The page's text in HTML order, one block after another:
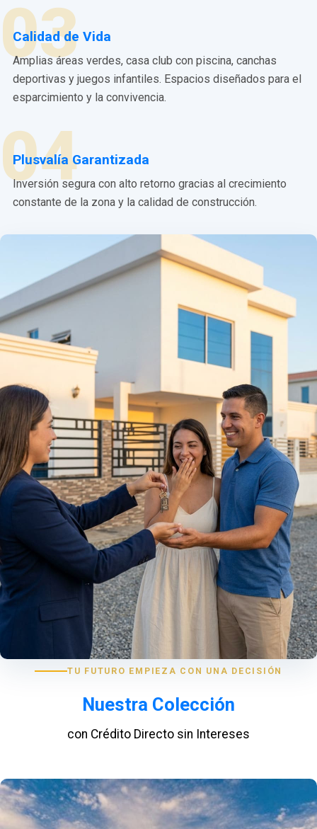
03
Calidad de Vida
Amplias áreas verdes, casa club con piscina, canchas
deportivas y juegos infantiles. Espacios diseñados para el
esparcimiento y la convivencia.
04
Plusvalía Garantizada
Inversión segura con alto retorno gracias al crecimiento
constante de la zona y la calidad de construcción.
TU FUTURO EMPIEZA CON UNA DECISIÓN
Nuestra Colección
con Crédito Directo sin Intereses